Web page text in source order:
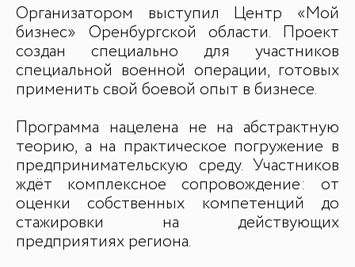
Видеоуроки и курсы
Вдохновиться
Организатором выступил Центр «Мой
бизнес» Оренбургской области. Проект
создан специально для участников
специальной военной операции, готовых
применить свой боевой опыт в бизнесе.
Программа нацелена не на абстрактную
теорию, а на практическое погружение в
предпринимательскую среду. Участников
ждёт комплексное сопровождение: от
оценки собственных компетенций до
стажировки на действующих
предприятиях региона.